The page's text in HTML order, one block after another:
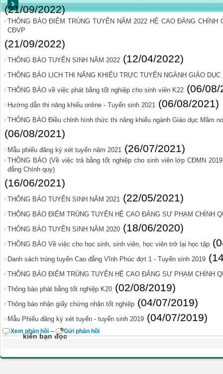
(21/09/2022)
THÔNG BÁO ĐIỂM TRÚNG TUYỂN NĂM 2022 HỆ CAO ĐẲNG CHÍNH
CĐVP
(21/09/2022)
THÔNG BÁO TUYỂN SINH NĂM 2022 (12/04/2022)
THÔNG BÁO LỊCH THI NĂNG KHIẾU TRỰC TUYẾN NGÀNH GIÁO DỤC
THÔNG BÁO về việc phát bằng tốt nghiệp cho sinh viên K22 (06/08/
Hướng dẫn thi năng khiếu online - Tuyển sinh 2021 (06/08/2021)
THÔNG BÁO Điều chỉnh hình thức thi năng khiếu ngành Giáo dục Mầm
(06/08/2021)
Mẫu phiếu đăng ký xét tuyển năm 2021 (26/07/2021)
THÔNG BÁO (Về việc trả bằng tốt nghiệp cho sinh viên lớp CĐMN
đẳng Chính quy)
(16/06/2021)
THÔNG BÁO TUYỂN SINH NĂM 2021 (22/05/2021)
THÔNG BÁO ĐIỂM TRÚNG TUYỂN HỆ CAO ĐẲNG SƯ PHẠM CHÍNH
THÔNG BÁO TUYỂN SINH NĂM 2020 (18/06/2020)
THÔNG BÁO Về việc cho học sinh, sinh viên, học viên trở lại học tập
Danh sách trúng tuyển Cao đẳng Vĩnh Phúc đợt 1 - Tuyển sinh 2019
THÔNG BÁO ĐIỂM TRÚNG TUYỂN HỆ CAO ĐẲNG SƯ PHẠM CHÍNH
Thông báo phát bằng tốt nghiệp K20 (02/08/2019)
Thông báo nhận giấy chứng nhận tốt nghiệp (04/07/2019)
Mẫu Phiếu đăng ký xét tuyển - tuyển sinh 2019 (04/07/2019)
kiến bạn đọc
Xem phản hồi -- Gửi phản hồi